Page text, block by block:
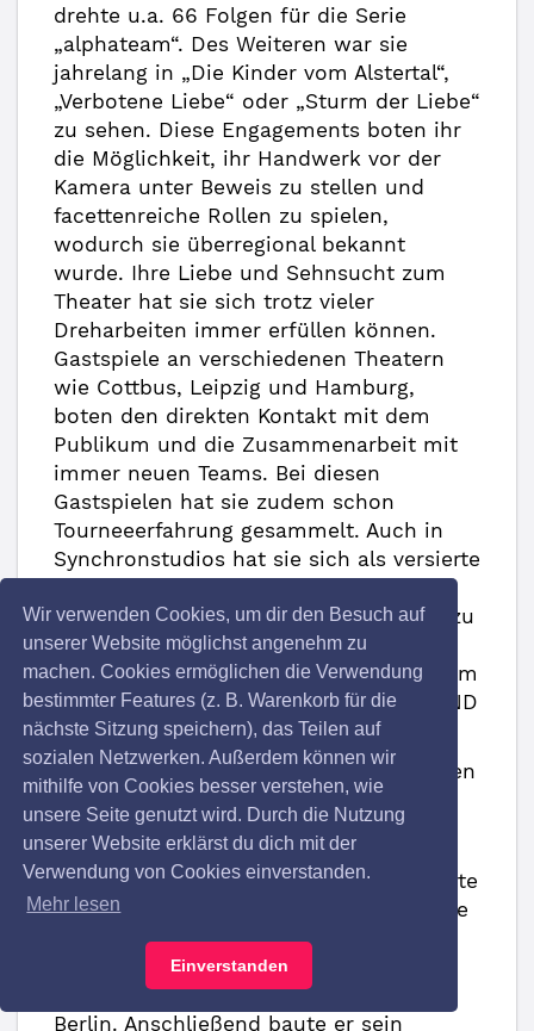
Wir verwenden Cookies, um dir den Besuch auf
unserer Website möglichst angenehm zu
machen. Cookies ermöglichen die Verwendung
bestimmter Features (z. B. Warenkorb für die
nächste Sitzung speichern), das Teilen auf
sozialen Netzwerken. Außerdem können wir
mithilfe von Cookies besser verstehen, wie
unsere Seite genutzt wird. Durch die Nutzung
unserer Website erklärst du dich mit der
Verwendung von Cookies einverstanden.
Mehr lesen
Einverstanden
drehte u.a. 66 Folgen für die Serie
„alphateam“. Des Weiteren war sie
jahrelang in „Die Kinder vom Alstertal“,
„Verbotene Liebe“ oder „Sturm der Liebe“
zu sehen. Diese Engagements boten ihr
die Möglichkeit, ihr Handwerk vor der
Kamera unter Beweis zu stellen und
facettenreiche Rollen zu spielen,
wodurch sie überregional bekannt
wurde. Ihre Liebe und Sehnsucht zum
Theater hat sie sich trotz vieler
Dreharbeiten immer erfüllen können.
Gastspiele an verschiedenen Theatern
wie Cottbus, Leipzig und Hamburg,
boten den direkten Kontakt mit dem
Publikum und die Zusammenarbeit mit
immer neuen Teams. Bei diesen
Gastspielen hat sie zudem schon
Tourneeerfahrung gesammelt. Auch in
Synchronstudios hat sie sich als versierte
Hörbücher eingelesen, sodass sie nun zu
den gefragtesten Sprecherinnen
Deutschlands gehört. Komödie nach dem
Filmdrehbuch von Martin Rauhaus - UND
WER NIMMT DEN HUND?
Aktuelle Produktion: Und wer nimmt den
Hund?
HARTMUT LEHNERT
In Frankfurt am Main geboren absolvierte
Hartmut Lehnert von 2004 bis 2007 eine
dreijährige Ausbildung zum staatlich
anerkannten Schauspieler am
Europäischen Theaterinstitut (ETI) zu
Berlin. Anschließend baute er sein